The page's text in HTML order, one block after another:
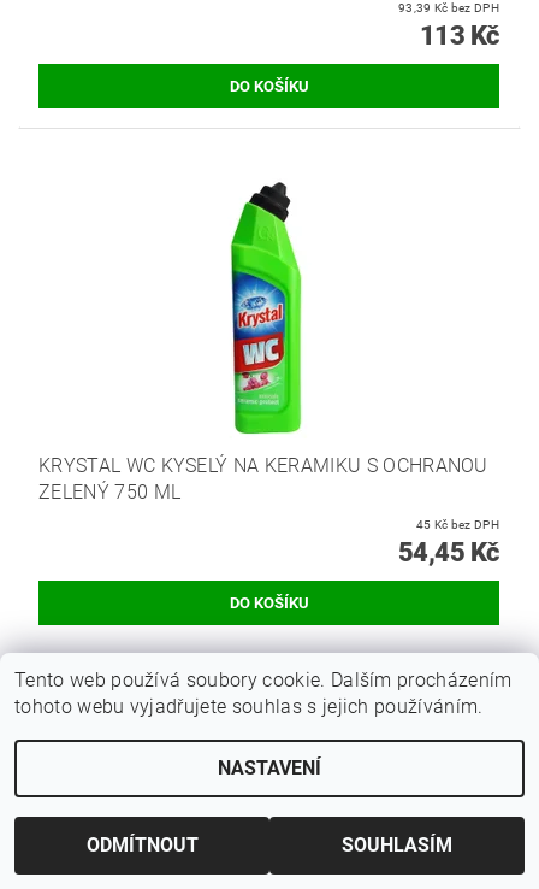
93,39 Kč bez DPH
113 Kč
KRYSTAL WC KYSELÝ NA KERAMIKU S OCHRANOU
ZELENÝ 750 ML
45 Kč bez DPH
54,45 Kč
Hmotnost 1 kg
Tento web používá soubory cookie. Dalším procházením
tohoto webu vyjadřujete souhlas s jejich používáním.
NASTAVENÍ
ODMÍTNOUT SOUHLASÍM